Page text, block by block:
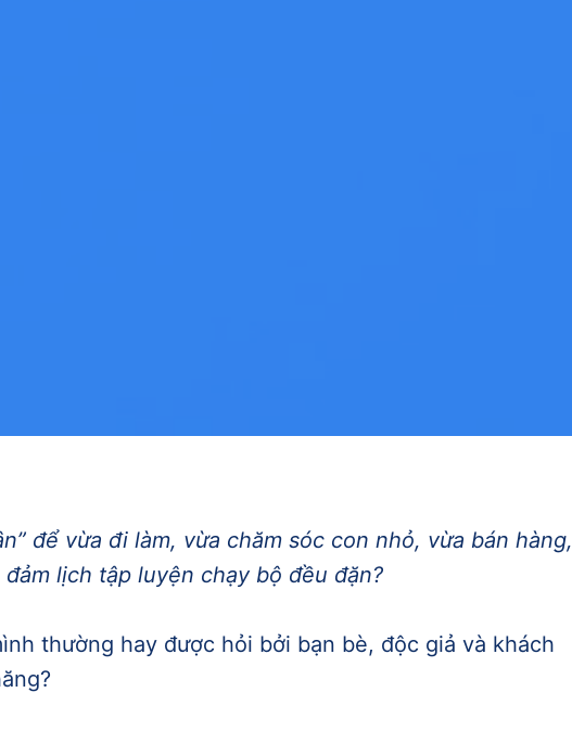
để vừa đi làm, vừa chăm sóc con nhỏ, vừa bán hàng,
lịch tập luyện chạy bộ đều đặn?
thường hay được hỏi bởi bạn bè, độc giả và khách